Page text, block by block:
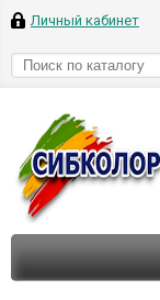
Личный кабинет